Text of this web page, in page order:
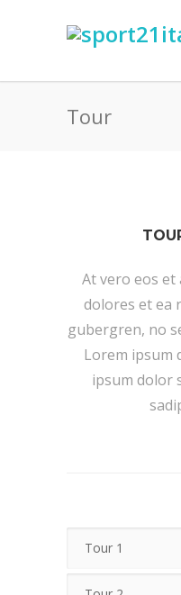
Tour
At vero eos et
dolores et ea
gubergren, no
Lorem ipsum
ipsum dolor
Tour 1